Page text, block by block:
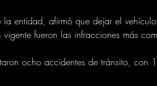
entidad, afirmó que dejar el
fueron las infracciones más
ocho accidentes de tránsito, con